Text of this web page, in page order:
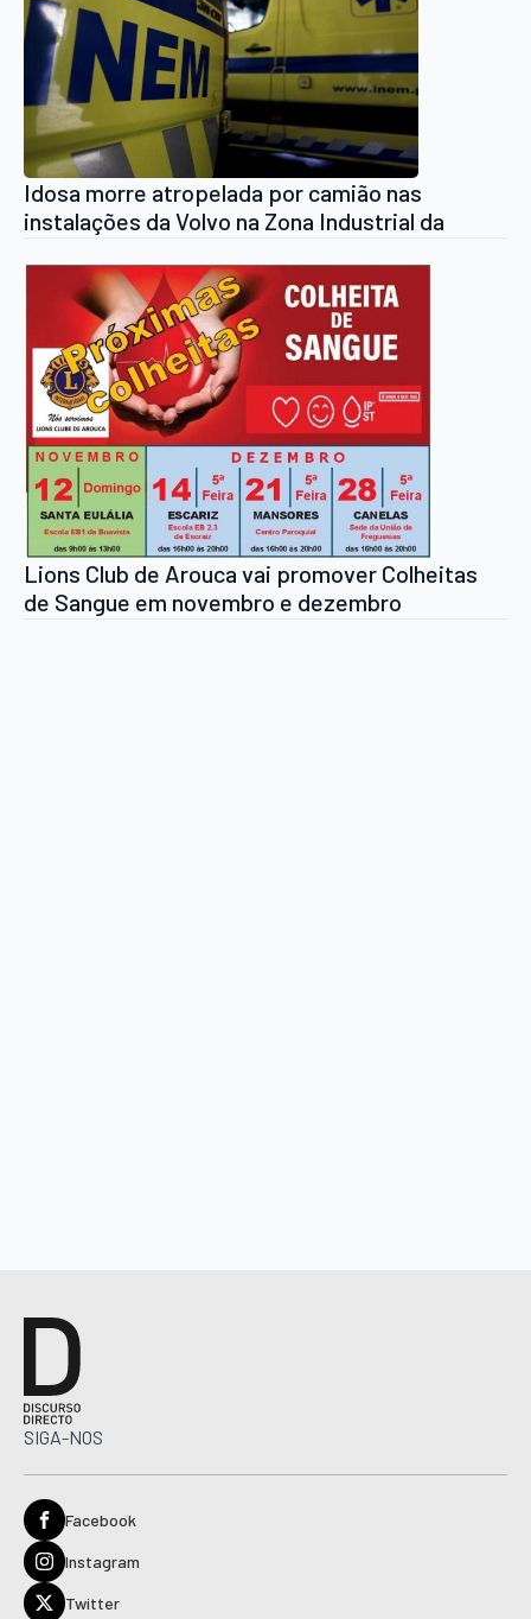
Idosa morre atropelada por camião nas
instalações da Volvo na Zona Industrial da
Lions Club de Arouca vai promover Colheitas
de Sangue em novembro e dezembro
SIGA-NOS
Facebook
Instagram
Twitter